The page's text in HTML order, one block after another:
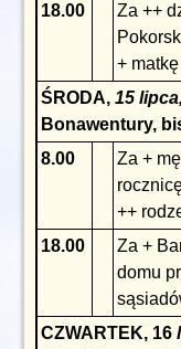
18.00
Za ++
+
ŚRODA,15
Bonawentury,
8.00
Za +
++
18.00
Za +
domu
CZWARTEK, 16